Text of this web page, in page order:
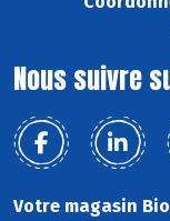
Nous suivre
Votre magasin